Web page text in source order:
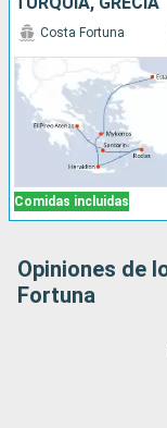
Comidas incluidas
Costa Fortuna
Opiniones de
Fortuna